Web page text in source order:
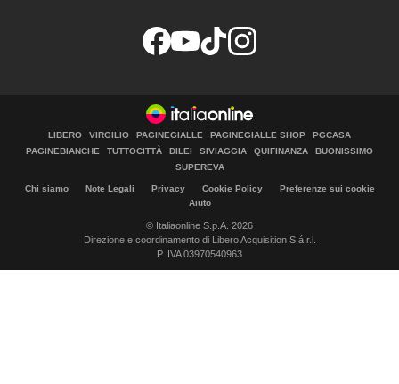
LIBERO VIRGILIO PAGINEGIALLE PAGINEGIALLE SHOP
PGCASA
PAGINEBIANCHE
TUTTOCITTÀ DILEI SIVIAGGIA QUIFINANZA
BUONISSIMO
SUPEREVA
Chi siamo Note Legali Privacy Cookie Policy
Preferenze sui cookie
Aiuto
© Italiaonline S.p.A. 2026
Direzione e coordinamento di Libero Acquisition S.á r.l.
P. IVA 03970540963